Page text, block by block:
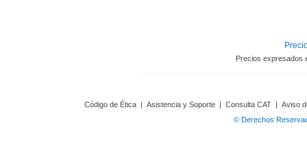
Precios expresados
Código de Ética | Asistencia y Soporte | Consulta CAT | Aviso
© Derechos